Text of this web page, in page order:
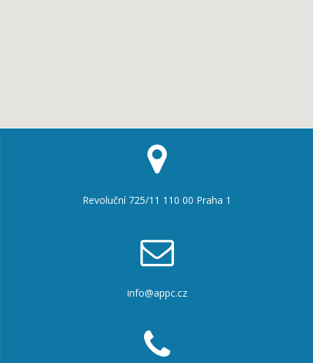
Revoluční 725/11 110 00 Praha 1
info@appc.cz